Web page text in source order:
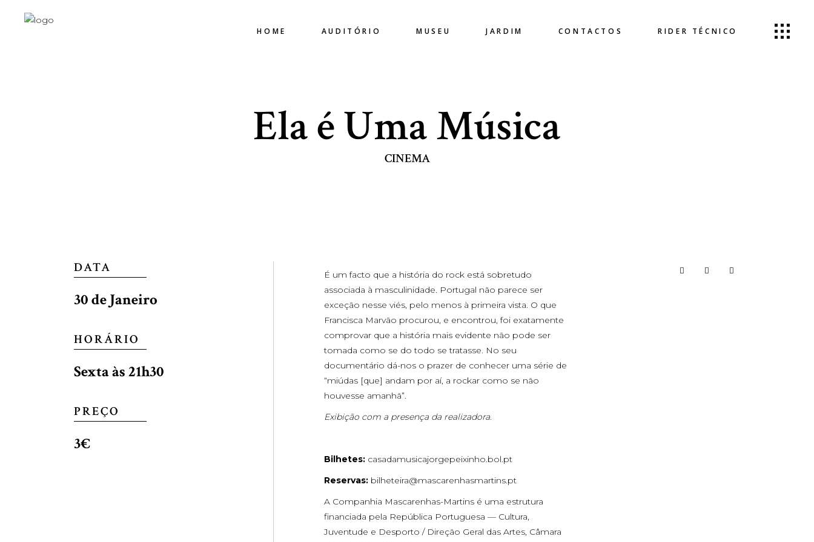
HOME AUDITÓRIO MUSEU JARDIM CONTACTOS RIDER TÉCNICO
Ela é Uma Música
CINEMA
DATA
30 de Janeiro
HORÁRIO
Sexta às 21h30
PREÇO
3€
É um facto que a história do rock está sobretudo
associada à masculinidade. Portugal não parece ser
exceção nesse viés, pelo menos à primeira vista. O que
Francisca Marvão procurou, e encontrou, foi exatamente
comprovar que a história mais evidente não pode ser
tomada como se do todo se tratasse. No seu
documentário dá-nos o prazer de conhecer uma série de
“miúdas [que] andam por aí, a rockar como se não
houvesse amanhã”.
Exibição com a presença da realizadora.
Bilhetes: casadamusicajorgepeixinho.bol.pt
Reservas: bilheteira@mascarenhasmartins.pt
A Companhia Mascarenhas-Martins é uma estrutura
financiada pela República Portuguesa — Cultura,
Juventude e Desporto / Direção Geral das Artes, Câmara